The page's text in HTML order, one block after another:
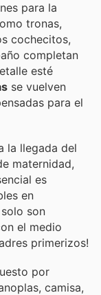
para la
tronas,
cochecitos,
completan
esté
se vuelven
para el
la llegada del
maternidad,
es
en
son
el medio
primerizos!
por
camisa,